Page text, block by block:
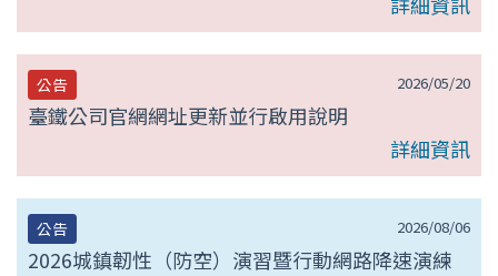
2026/05/20
公告
臺鐵公司官網網址更新並行啟用說明
詳細資訊
2026/08/06
公告
2026城鎮韌性（防空）演習暨行動網路降速演練